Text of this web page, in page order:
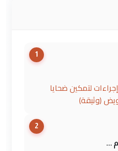
1
لتمكين ضحايا
(وثيقة)
2
...